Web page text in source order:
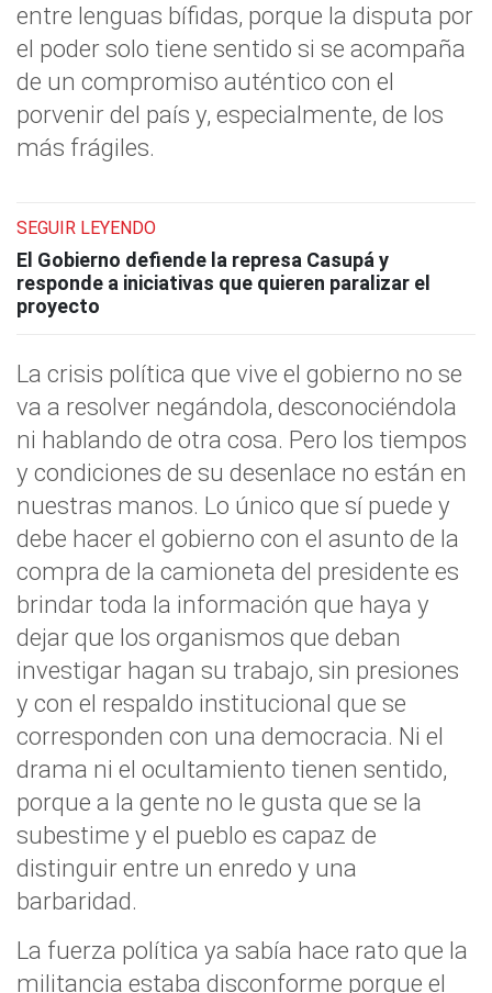
entre lenguas bífidas, porque la disputa por
el poder solo tiene sentido si se acompaña
de un compromiso auténtico con el
porvenir del país y, especialmente, de los
más frágiles.
SEGUIR LEYENDO
El Gobierno defiende la represa Casupá y
responde a iniciativas que quieren paralizar el
proyecto
La crisis política que vive el gobierno no se
va a resolver negándola, desconociéndola
ni hablando de otra cosa. Pero los tiempos
y condiciones de su desenlace no están en
nuestras manos. Lo único que sí puede y
debe hacer el gobierno con el asunto de la
compra de la camioneta del presidente es
brindar toda la información que haya y
dejar que los organismos que deban
investigar hagan su trabajo, sin presiones
y con el respaldo institucional que se
corresponden con una democracia. Ni el
drama ni el ocultamiento tienen sentido,
porque a la gente no le gusta que se la
subestime y el pueblo es capaz de
distinguir entre un enredo y una
barbaridad.
La fuerza política ya sabía hace rato que la
militancia estaba disconforme porque el